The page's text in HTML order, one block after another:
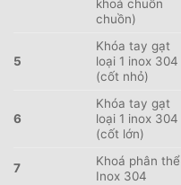
khoá chuồn
chuồn)
5
Khóa tay gạt
loại 1 inox 304
(cốt nhỏ)
6
Khóa tay gạt
loại 1 inox 304
(cốt lớn)
7
Khoá phân thể
Inox 304